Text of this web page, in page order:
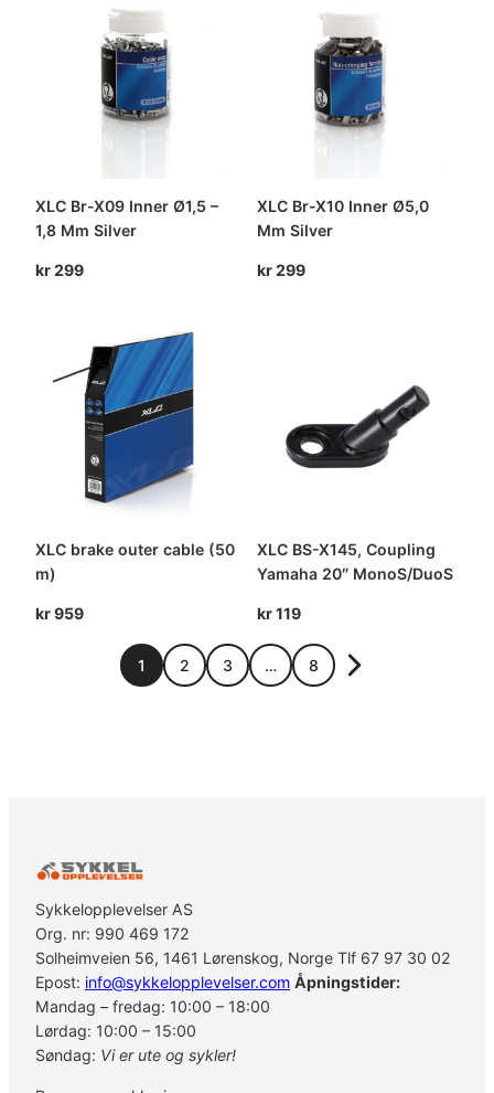
XLC Br-X09 Inner Ø1,5 –
1,8 Mm Silver
kr299
XLC Br-X10 Inner Ø5,0
Mm Silver
kr299
XLC brake outer cable (50
m)
kr959
XLC BS-X145, Coupling
Yamaha 20″ MonoS/DuoS
kr119
1 2 3 … 8
Sykkelopplevelser AS
Org. nr: 990 469 172
Solheimveien 56, 1461 Lørenskog, Norge Tlf 67 97 30 02
Epost: info@sykkelopplevelser.com Åpningstider:
Mandag – fredag: 10:00 – 18:00
Lørdag: 10:00 – 15:00
Søndag: Vi er ute og sykler!